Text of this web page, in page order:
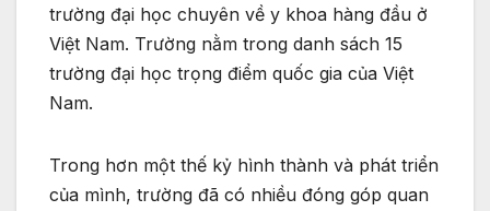
trường đại học chuyên về y khoa hàng đầu ở
Việt Nam. Trường nằm trong danh sách 15
trường đại học trọng điểm quốc gia của Việt
Nam.
Trong hơn một thế kỷ hình thành và phát triển
của mình, trường đã có nhiều đóng góp quan